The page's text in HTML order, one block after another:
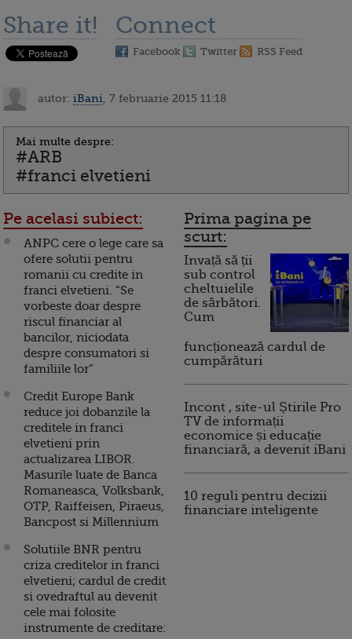
Share it! Connect
Facebook Twitter RSS Feed
autor: iBani , 7 februarie 2015 11:18
Mai multe despre:
#ARB
#franci elvetieni
Pe acelasi subiect:
ANPC cere o lege care sa
ofere solutii pentru
romanii cu credite in
franci elvetieni. “Se
vorbeste doar despre
riscul financiar al
bancilor, niciodata
despre consumatori si
familiile lor”
Credit Europe Bank
reduce joi dobanzile la
creditele in franci
elvetieni prin
actualizarea LIBOR.
Masurile luate de Banca
Romaneasca, Volksbank,
OTP, Raiffeisen, Piraeus,
Bancpost si Millennium
Solutiile BNR pentru
criza creditelor in franci
elvetieni; cardul de credit
si ovedraftul au devenit
cele mai folosite
instrumente de creditare:
Prima pagina pe
scurt:
Invață să ții
sub control
cheltuielile
de sărbători.
Cum
funcționează cardul de
cumpărături
Incont , site-ul Știrile Pro
TV de informații
economice și educație
financiară, a devenit iBani
10 reguli pentru decizii
financiare inteligente